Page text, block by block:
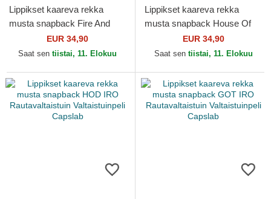
Lippikset kaareva rekka
musta snapback Fire And
Blood GOT BLO Dracarys
Valtaistuinpeli Capslab
EUR 34,90
Saat sen tiistai, 11. Elokuu
Lippikset kaareva rekka
musta snapback House Of
The HOD DRA Valtaistuinpeli
Capslab
EUR 34,90
Saat sen tiistai, 11. Elokuu